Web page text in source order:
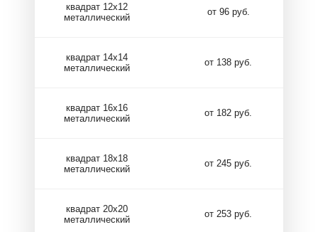
квадрат 12х12
металлический
от 96 руб.
квадрат 14х14
металлический
от 138 руб.
квадрат 16х16
металлический
от 182 руб.
квадрат 18х18
металлический
от 245 руб.
квадрат 20х20
металлический
от 253 руб.